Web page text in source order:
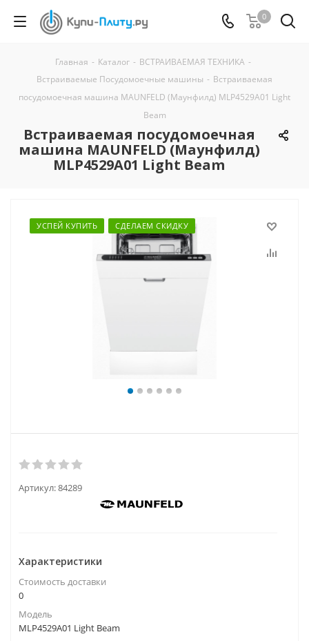
0
Главная - Каталог - ВСТРАИВАЕМАЯ ТЕХНИКА -
Встраиваемые Посудомоечные машины - Встраиваемая
посудомоечная машина MAUNFELD (Маунфилд) MLP4529A01 Light
Beam
Встраиваемая посудомоечная
машина MAUNFELD (Маунфилд)
MLP4529A01 Light Beam
УСПЕЙ КУПИТЬ СДЕЛАЕМ СКИДКУ
Артикул:84289
Характеристики
Стоимость доставки
0
Модель
MLP4529A01 Light Beam